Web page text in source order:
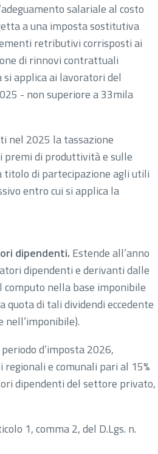
salariale al costo
a una imposta sostitutiva
retributivi corrisposti ai
di rinnovi contrattuali
applica ai lavoratori del
- non superiore a 33mila
nel 2025 la tassazione
premi di produttività e sulle
di partecipazione agli utili
entro cui si applica la
dipendenti. Estende all’anno
dipendenti e derivanti dalle
nella base imponibile
quota di tali dividendi eccedente
d’imposta 2026,
e comunali pari al 15%
dipendenti del settore privato,
1, comma 2, del D.Lgs. n.